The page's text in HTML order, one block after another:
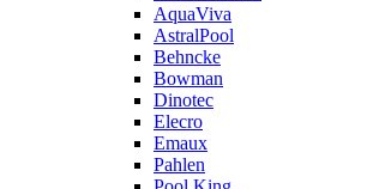
AquaViva
AstralPool
Behncke
Bowman
Dinotec
Elecro
Emaux
Pahlen